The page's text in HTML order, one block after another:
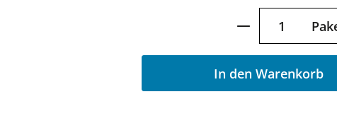
Produkt
In den Warenkorb